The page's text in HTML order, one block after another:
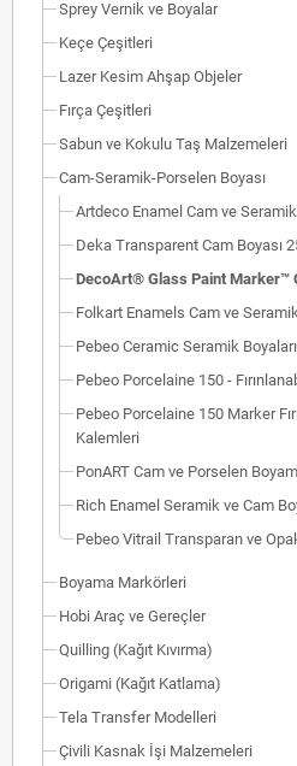
Sprey Vernik ve Boyalar
Keçe Çeşitleri
Lazer Kesim Ahşap Objeler
Fırça Çeşitleri
Sabun ve Kokulu Taş Malzemeleri
Cam-Seramik-Porselen Boyası
Artdeco Enamel Cam ve
Deka Transparent Cam Boyası
DecoArt® Glass Paint Marker™
Folkart Enamels Cam ve
Pebeo Ceramic Seramik
Pebeo Porcelaine 150 -
Pebeo Porcelaine 150 Marker
Kalemleri
PonART Cam ve Porselen
Rich Enamel Seramik ve Cam
Pebeo Vitrail Transparan ve
Boyama Markörleri
Hobi Araç ve Gereçler
Quilling (Kağıt Kıvırma)
Origami (Kağıt Katlama)
Tela Transfer Modelleri
Çivili Kasnak İşi Malzemeleri